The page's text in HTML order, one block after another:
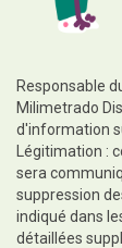
Responsable
Milimetrado
d'information
Légitimation :
sera
suppression
indiqué dans
détaillées